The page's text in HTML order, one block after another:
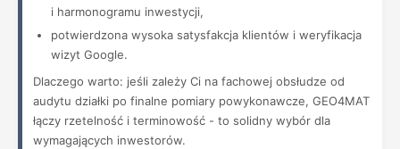
i harmonogramu inwestycji,
potwierdzona wysoka satysfakcja klientów i weryfikacja
wizyt Google.
Dlaczego warto: jeśli zależy Ci na fachowej obsłudze od
audytu działki po finalne pomiary powykonawcze, GEO4MAT
łączy rzetelność i terminowość - to solidny wybór dla
wymagających inwestorów.